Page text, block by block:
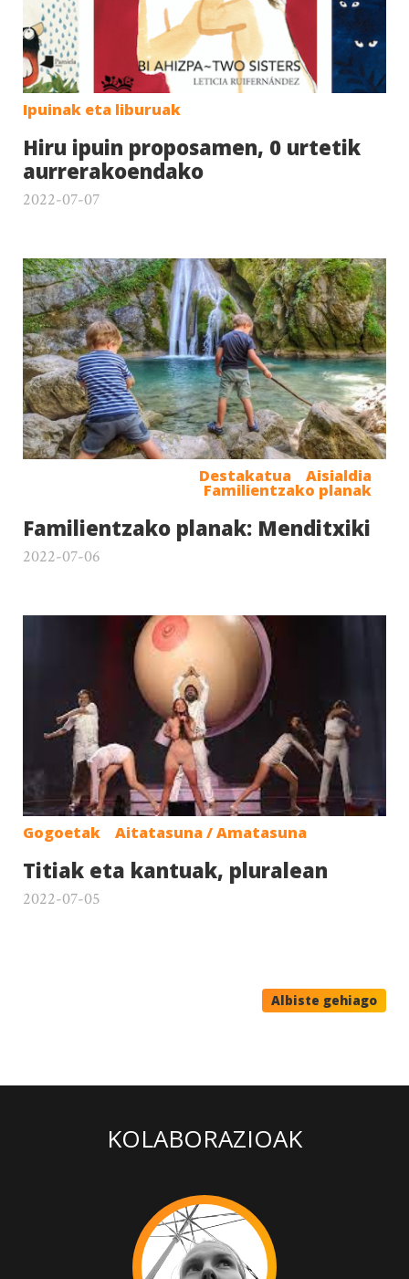
Ipuinak eta liburuak
Hiru ipuin proposamen, 0 urtetik
aurrerakoendako
2022-07-07
Aisialdia
Destakatua
Familientzako planak
Familientzako planak: Menditxiki
2022-07-06
Aitatasuna / Amatasuna
Gogoetak
Titiak eta kantuak, pluralean
2022-07-05
Albiste gehiago
KOLABORAZIOAK